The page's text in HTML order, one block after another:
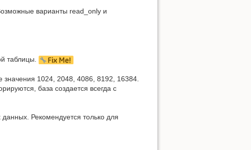
варианты read_only и
таблицы.
1024, 2048, 4086, 8192, 16384.
база создается всегда с
Рекомендуется только для